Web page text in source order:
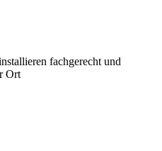
fachgerecht und
Ort